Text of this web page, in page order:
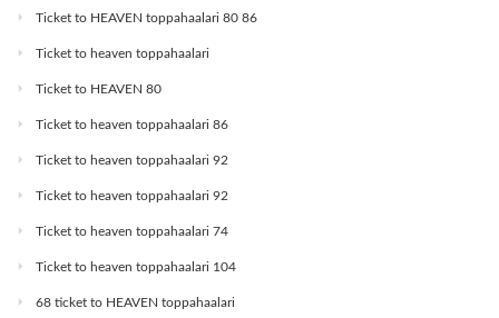
Ticket to HEAVEN toppahaalari 80 86
Ticket to heaven toppahaalari
Ticket to HEAVEN 80
Ticket to heaven toppahaalari 86
Ticket to heaven toppahaalari 92
Ticket to heaven toppahaalari 92
Ticket to heaven toppahaalari 74
Ticket to heaven toppahaalari 104
68 ticket to HEAVEN toppahaalari